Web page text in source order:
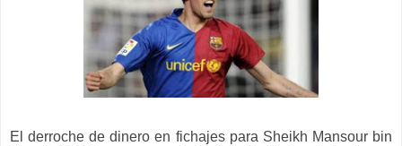
El derroche de dinero en fichajes para Sheikh Mansour bin